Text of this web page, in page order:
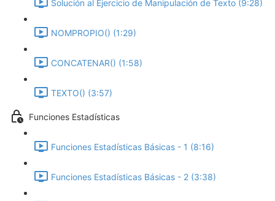
Solución al Ejercicio de Manipulación de Texto (9:28)
NOMPROPIO() (1:29)
CONCATENAR() (1:58)
TEXTO() (3:57)
Funciones Estadísticas
Funciones Estadísticas Básicas - 1 (8:16)
Funciones Estadísticas Básicas - 2 (3:38)